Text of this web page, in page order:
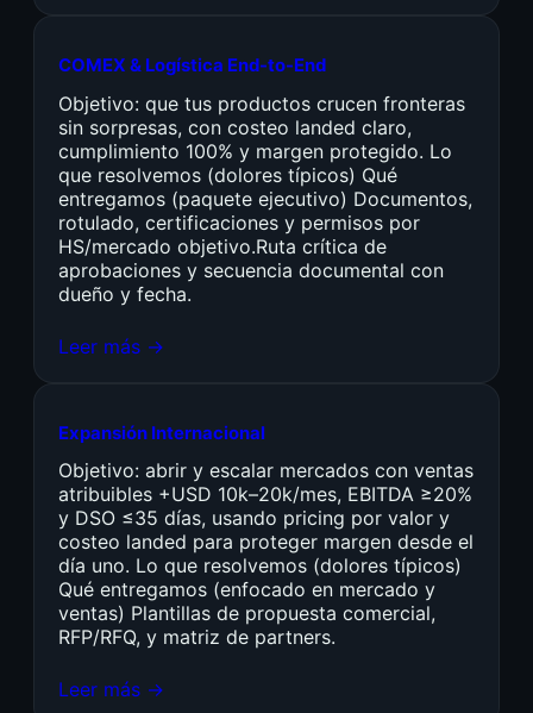
COMEX & Logística End-to-End
Objetivo: que tus productos crucen fronteras
sin sorpresas, con costeo landed claro,
cumplimiento 100% y margen protegido. Lo
que resolvemos (dolores típicos) Qué
entregamos (paquete ejecutivo) Documentos,
rotulado, certificaciones y permisos por
HS/mercado objetivo.Ruta crítica de
aprobaciones y secuencia documental con
dueño y fecha.
Leer más →
Expansión Internacional
Objetivo: abrir y escalar mercados con ventas
atribuibles +USD 10k–20k/mes, EBITDA ≥20%
y DSO ≤35 días, usando pricing por valor y
costeo landed para proteger margen desde el
día uno. Lo que resolvemos (dolores típicos)
Qué entregamos (enfocado en mercado y
ventas) Plantillas de propuesta comercial,
RFP/RFQ, y matriz de partners.
Leer más →